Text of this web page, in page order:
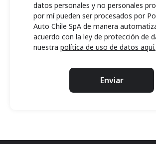
datos personales y no personales
por mí pueden ser procesados por
Auto Chile SpA de manera
acuerdo con la ley de protección de
nuestra política de uso de datos aquí.
Enviar